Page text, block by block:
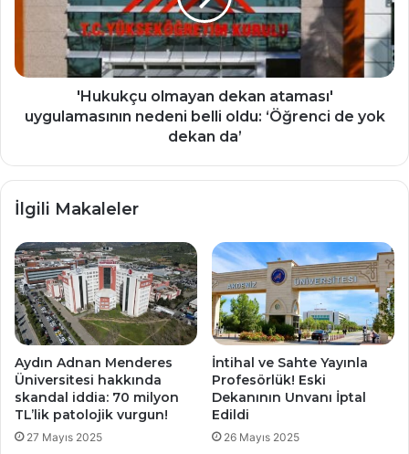
‘Öğrenci
yok
'Hukukçu olmayan dekan ataması'
uygulamasının nedeni belli oldu: ‘Öğrenci de yok
dekan da’
İlgili Makaleler
Aydın Adnan Menderes
Üniversitesi hakkında
skandal iddia: 70 milyon
TL’lik patolojik vurgun!
27 Mayıs 2025
İntihal ve Sahte Yayınla
Profesörlük! Eski
Dekanının Unvanı İptal
Edildi
26 Mayıs 2025